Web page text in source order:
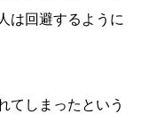
は回避するように
てしまったという